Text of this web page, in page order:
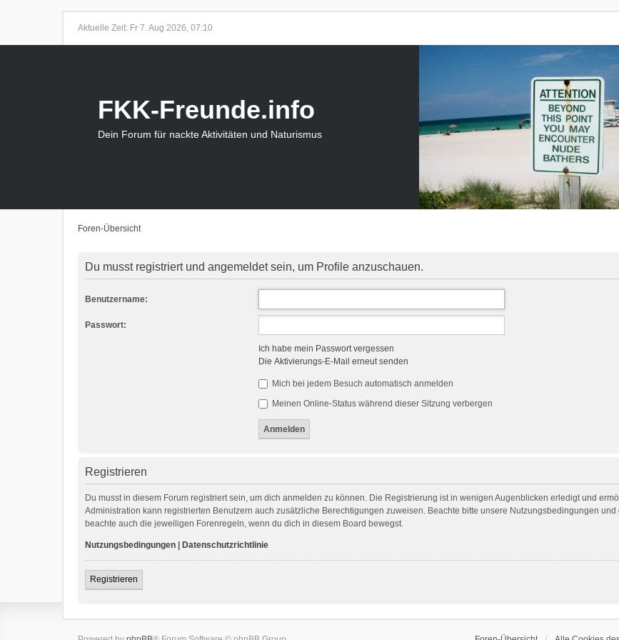
Aktuelle Zeit: Fr 7. Aug 2026, 07:10
FKK-Freunde.info
Dein Forum für nackte Aktivitäten und Naturismus
Foren-Übersicht
Du musst registriert und angemeldet sein, um Profile anzuschauen.
Benutzername:
Passwort:
Ich habe mein Passwort vergessen
Die Aktivierungs-E-Mail erneut senden
Mich bei jedem Besuch automatisch anmelden
Meinen Online-Status während dieser Sitzung verbergen
Registrieren
Du musst in diesem Forum registriert sein, um dich anmelden zu können. Die Registrierung ist in wenigen Augenblicken erledigt und
Administration kann registrierten Benutzern auch zusätzliche Berechtigungen zuweisen. Beachte bitte unsere Nutzungsbedingungen
beachte auch die jeweiligen Forenregeln, wenn du dich in diesem Board bewegst.
Nutzungsbedingungen Datenschutzrichtlinie
Registrieren